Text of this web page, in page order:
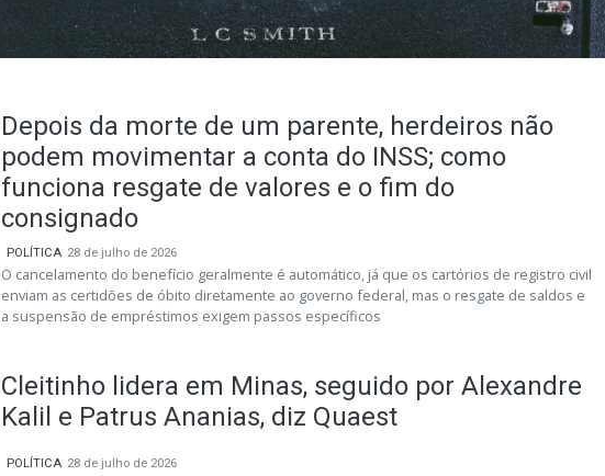
Depois da morte de um parente, herdeiros não
podem movimentar a conta do INSS; como
funciona resgate de valores e o fim do
consignado
POLÍTICA 28 de julho de 2026
O cancelamento do benefício geralmente é automático, já que os cartórios de registro civil
enviam as certidões de óbito diretamente ao governo federal, mas o resgate de saldos e
a suspensão de empréstimos exigem passos específicos
Cleitinho lidera em Minas, seguido por Alexandre
Kalil e Patrus Ananias, diz Quaest
POLÍTICA 28 de julho de 2026